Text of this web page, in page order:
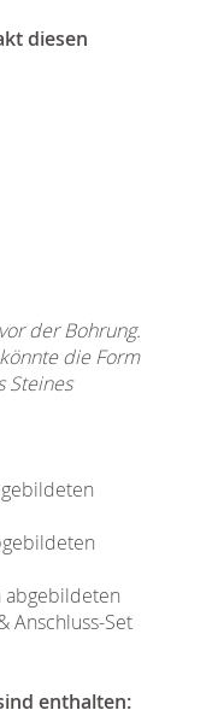
diesen
der Bohrung.
die Form
Steines
abgebildeten
Anschluss-Set
enthalten: